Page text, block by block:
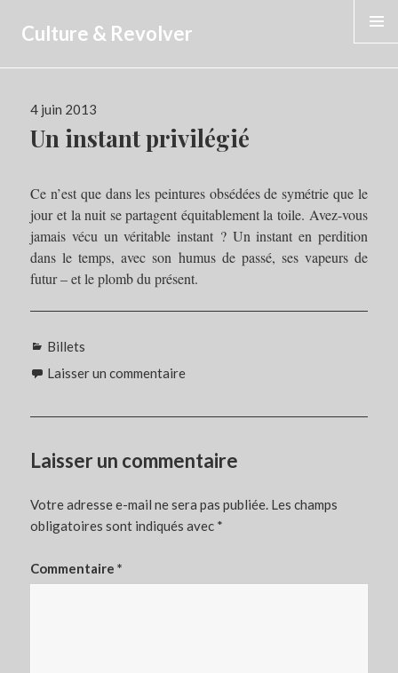
Culture & Revolver
Publié
le
4 juin 2013
Un instant privilégié
Ce n’est que dans les peintures obsédées de symétrie que le
jour et la nuit se partagent équitablement la toile. Avez-vous
jamais vécu un véritable instant ? Un instant en perdition
dans le temps, avec son humus de passé, ses vapeurs de
futur – et le plomb du présent.
Catégories
Billets
Laisser un commentaire
Laisser un commentaire
Votre adresse e-mail ne sera pas publiée. Les champs
obligatoires sont indiqués avec *
Commentaire*